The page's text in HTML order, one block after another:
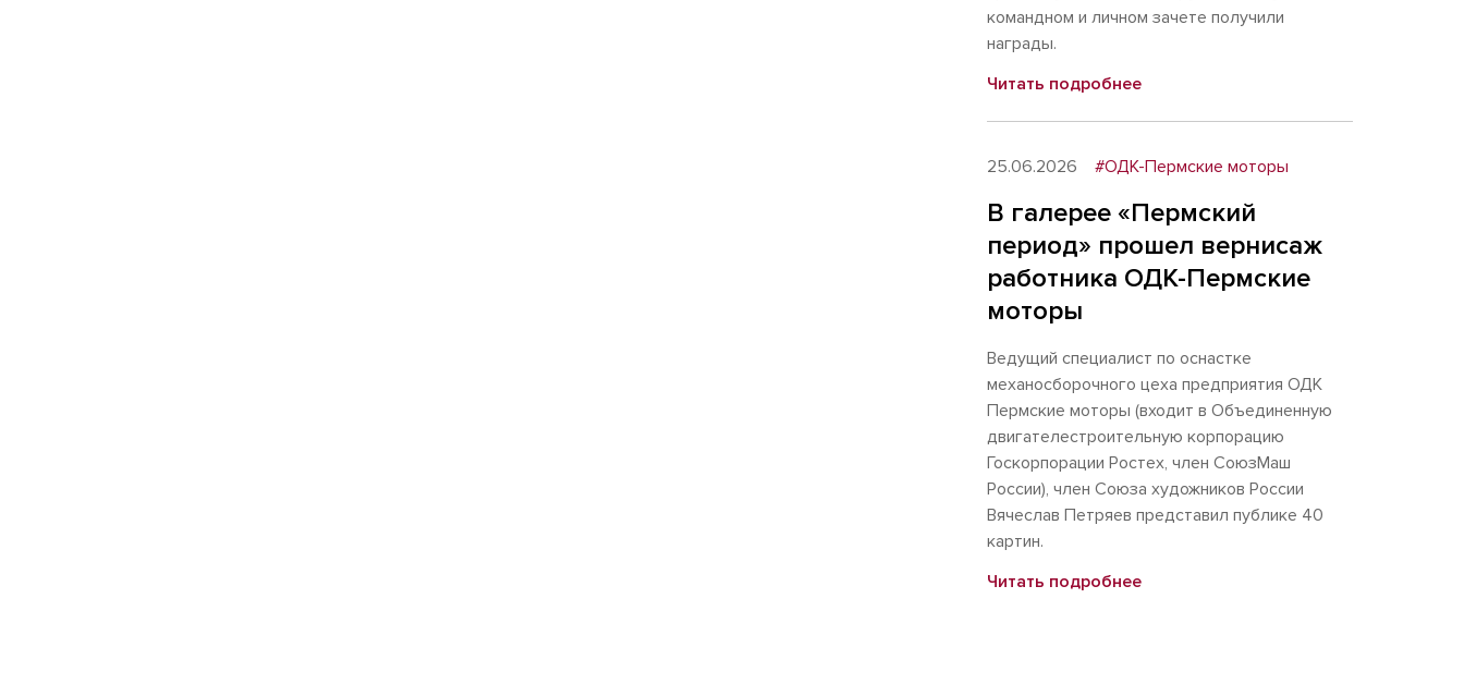
командном и личном зачете получили
награды.
Читать подробнее
25.06.2026 #ОДК-Пермские моторы
В галерее «Пермский
период» прошел вернисаж
работника ОДК-Пермские
моторы
Ведущий специалист по оснастке
механосборочного цеха предприятия ОДК
Пермские моторы (входит в Объединенную
двигателестроительную корпорацию
Госкорпорации Ростех, член СоюзМаш
России), член Союза художников России
Вячеслав Петряев представил публике 40
картин.
Читать подробнее